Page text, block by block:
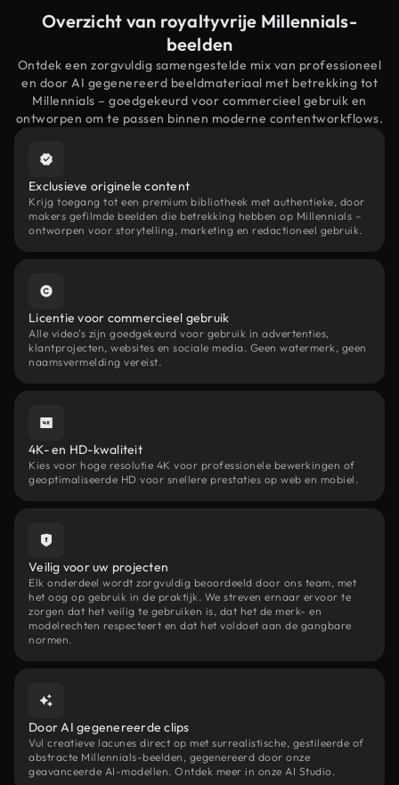
Overzicht van royaltyvrije Millennials-
beelden
Ontdek een zorgvuldig samengestelde mix van professioneel
en door AI gegenereerd beeldmateriaal met betrekking tot
Millennials – goedgekeurd voor commercieel gebruik en
ontworpen om te passen binnen moderne contentworkflows.
Exclusieve originele content
Krijg toegang tot een premium bibliotheek met authentieke, door
makers gefilmde beelden die betrekking hebben op Millennials –
ontworpen voor storytelling, marketing en redactioneel gebruik.
Licentie voor commercieel gebruik
Alle video's zijn goedgekeurd voor gebruik in advertenties,
klantprojecten, websites en sociale media. Geen watermerk, geen
naamsvermelding vereist.
4K- en HD-kwaliteit
Kies voor hoge resolutie 4K voor professionele bewerkingen of
geoptimaliseerde HD voor snellere prestaties op web en mobiel.
Veilig voor uw projecten
Elk onderdeel wordt zorgvuldig beoordeeld door ons team, met
het oog op gebruik in de praktijk. We streven ernaar ervoor te
zorgen dat het veilig te gebruiken is, dat het de merk- en
modelrechten respecteert en dat het voldoet aan de gangbare
normen.
Door AI gegenereerde clips
Vul creatieve lacunes direct op met surrealistische, gestileerde of
abstracte Millennials-beelden, gegenereerd door onze
geavanceerde AI-modellen. Ontdek meer in onze AI Studio.